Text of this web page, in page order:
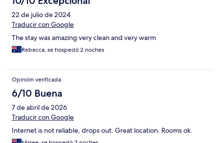
22 de julio de 2024
Traducir con Google
The stay was amazing very clean and very warm
Rebecca, se hospedó 2 noches
Opinión verificada
6/10 Buena
7 de abril de 2026
Traducir con Google
Internet is not reliable, drops out. Great location. Rooms ok.